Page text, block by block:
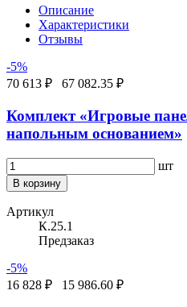
Описание
Характеристики
Отзывы
-5%
70 613 ₽
67 082.35 ₽
Комплект «Игровые
напольным основанием»
шт
В корзину
Артикул
К.25.1
Предзаказ
-5%
16 828 ₽
15 986.60 ₽